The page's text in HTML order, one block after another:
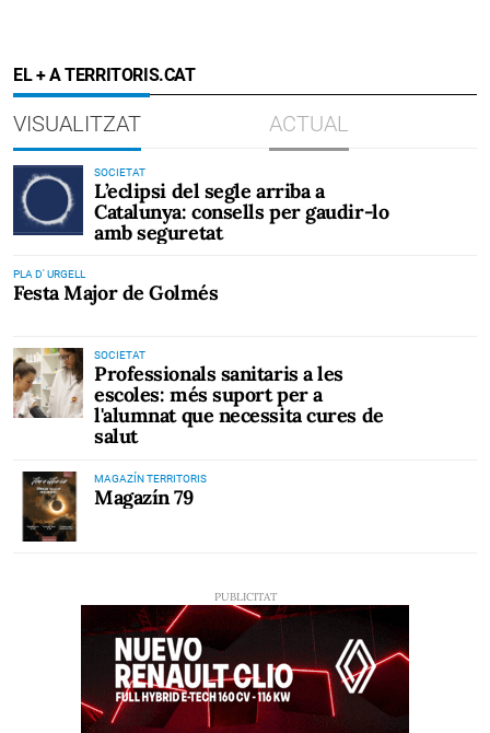
EL + A TERRITORIS.CAT
VISUALITZAT ACTUAL
SOCIETAT
L’eclipsi del segle arriba a
Catalunya: consells per gaudir-lo
amb seguretat
PLA D' URGELL
Festa Major de Golmés
SOCIETAT
Professionals sanitaris a les
escoles: més suport per a
l'alumnat que necessita cures de
salut
MAGAZÍN TERRITORIS
Magazín 79